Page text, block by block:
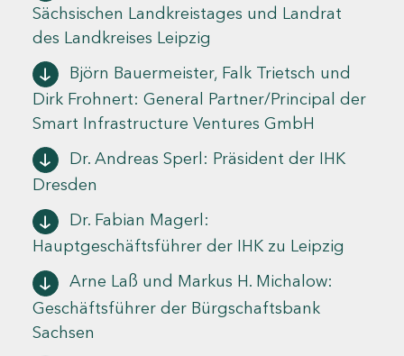
Sächsischen Landkreistages und Landrat
des Landkreises Leipzig
Björn Bauermeister, Falk Trietsch und
Dirk Frohnert: General Partner/Principal der
Smart Infrastructure Ventures GmbH
Dr. Andreas Sperl: Präsident der IHK
Dresden
Dr. Fabian Magerl:
Hauptgeschäftsführer der IHK zu Leipzig
Arne Laß und Markus H. Michalow:
Geschäftsführer der Bürgschaftsbank
Sachsen